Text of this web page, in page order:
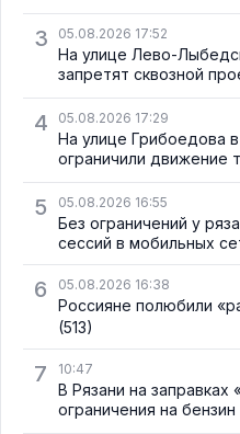
3 05.08.2026 17:52
На улице Лево-
запретят сквозной
4 05.08.2026 17:29
На улице Грибоедова
ограничили движение
5 05.08.2026 16:55
Без ограничений у
сессий в мобильных
6 05.08.2026 16:38
Россияне полюбили
(513)
7 10:47
В Рязани на заправках
ограничения на бензин